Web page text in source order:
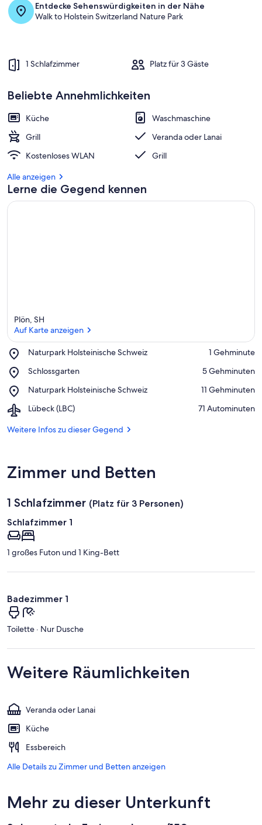
Unterkunftsgelände
Entdecke Sehenswürdigkeiten in der Nähe
Walk to Holstein Switzerland Nature Park
1 Schlafzimmer Platz für 3 Gäste
Beliebte Annehmlichkeiten
Küche
Waschmaschine
Grill
Veranda oder Lanai
Kostenloses WLAN
Grill
Alle anzeigen
Lerne die Gegend kennen
Plön, SH
Auf Karte anzeigen
Naturpark Holsteinische Schweiz
Place,
Holsteinische
‪1 Gehminute‬
Schlossgarten
Place,
‪5 Gehminuten‬
Naturpark Holsteinische Schweiz
Place,
Holsteinische
‪11 Gehminuten‬
Lübeck (LBC)
Airport,
(LBC)
‪71 Autominuten‬
Weitere Infos zu dieser Gegend
Zimmer und Betten
1 Schlafzimmer (Platz für 3 Personen)
Schlafzimmer 1
1 großes Futon und 1 King-Bett
Badezimmer 1
Toilette · Nur Dusche
Weitere Räumlichkeiten
Veranda oder Lanai
Küche
Essbereich
Alle Details zu Zimmer und Betten anzeigen
Mehr zu dieser Unterkunft